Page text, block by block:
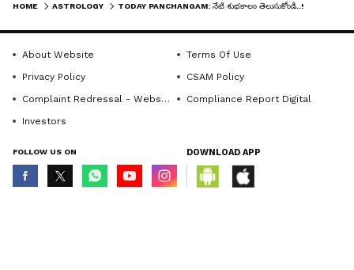
HOME ASTROLOGY TODAY PANCHANGAM: నేటి శుభకాలం తెలుసుకోండి..!
About Website
Terms Of Use
Privacy Policy
CSAM Policy
Complaint Redressal - Website
Compliance Report Digital
Investors
FOLLOW US ON DOWNLOAD APP